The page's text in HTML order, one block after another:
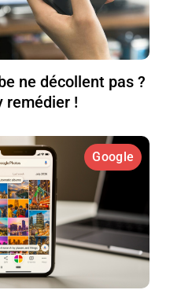
ne décollent pas ?
remédier !
Google